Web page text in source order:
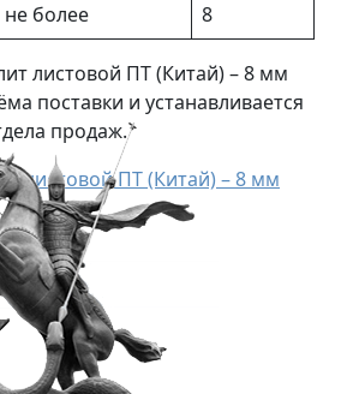
более
8
листовой ПТ (Китай) – 8 мм
поставки и устанавливается
продаж.
листовой ПТ (Китай) – 8 мм